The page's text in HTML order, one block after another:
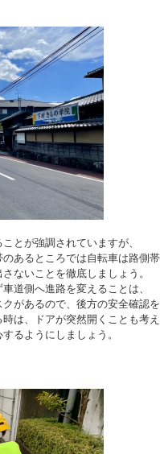
とが強調されていますが、
あるところでは自転車は路側
ないことを徹底しましょう。
道側へ進路を変えることは、
があるので、後方の安全確認
は、ドアが突然開くことも考
るようにしましょう。